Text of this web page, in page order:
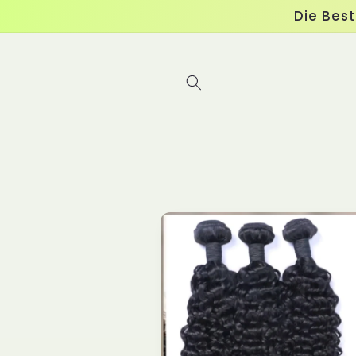
Inhalt
Die
Zu
Produktinformationen
springen